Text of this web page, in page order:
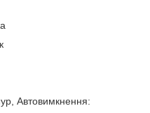
Автовимкнення: